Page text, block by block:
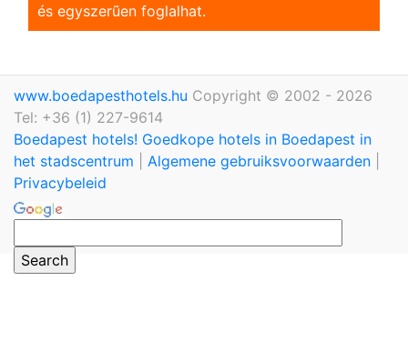
és egyszerũen foglalhat.
www.boedapesthotels.hu Copyright © 2002 - 2026
Tel: +36 (1) 227-9614
Boedapest hotels! Goedkope hotels in Boedapest in
het stadscentrum
Algemene gebruiksvoorwaarden
Privacybeleid